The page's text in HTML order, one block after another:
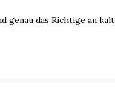
das Richtige an